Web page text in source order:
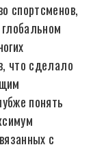
спортсменов,
что сделало
понять
с